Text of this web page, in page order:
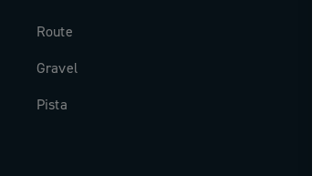
Route
Gravel
Pista